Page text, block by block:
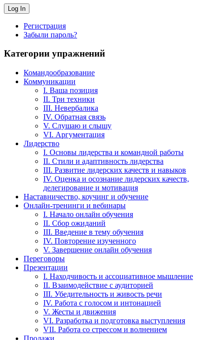
Регистрация
Забыли пароль?
Категории упражнений
Командообразование
Коммуникации
I. Ваша позиция
II. Три техники
III. Невербалика
IV. Обратная связь
V. Слушаю и слышу
VI. Аргументация
Лидерство
I. Основы лидерства и командной работы
II. Стили и адаптивность лидерства
III. Развитие лидерских качеств и навыков
IV. Оценка и осознание лидерских качеств,
делегирование и мотивация
Наставничество, коучинг и обучение
Онлайн-тренинги и вебинары
I. Начало онлайн обучения
II. Сбор ожиданий
III. Введение в тему обучения
IV. Повторение изученного
V. Завершение онлайн обучения
Переговоры
Презентации
I. Находчивость и ассоциативное мышление
II. Взаимодействие с аудиторией
III. Убедительность и живость речи
IV. Работа с голосом и интонацией
V. Жесты и движения
VI. Разработка и подготовка выступления
VII. Работа со стрессом и волнением
Продажи